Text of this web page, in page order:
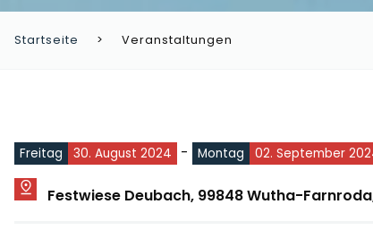
Startseite Veranstaltungen
Freitag 30. August 2024 - Montag 02. September
Festwiese Deubach, 99848 Wutha-